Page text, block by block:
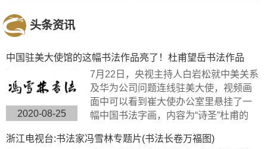
头条资讯
中国驻美大使馆的这幅书法作品亮了！杜甫望岳书法作品
2020-08-25
7月22日，央视主持人白岩松就中美关系
及华为公司问题连线驻美大使，视频画
面中可以看到崔大使办公室里悬挂了一
幅中国书法字画，内容为“诗圣”杜甫的
字体是典型欧体楷书，方圆兼备、严谨
浙江电视台:书法家冯雪林专题片(书法长卷万福图)